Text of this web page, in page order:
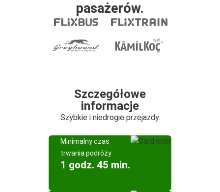
pasażerów.
Szczegółowe
informacje
Szybkie i niedrogie przejazdy.
Minimalny czas
trwania podróży
1 godz. 45 min.